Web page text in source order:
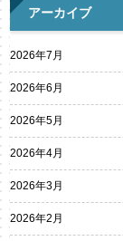
アーカイブ
2026年7月
2026年6月
2026年5月
2026年4月
2026年3月
2026年2月